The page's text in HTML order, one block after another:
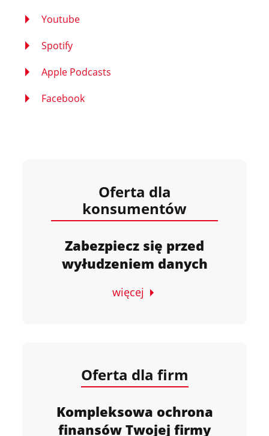
Youtube
Spotify
Apple Podcasts
Facebook
Oferta dla
konsumentów
Zabezpiecz się przed
wyłudzeniem danych
więcej
Oferta dla firm
Kompleksowa ochrona
finansów Twojej firmy